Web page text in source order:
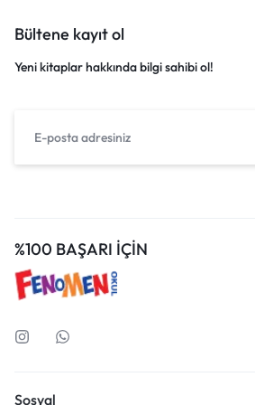
Bültene kayıt ol
Yeni kitaplar hakkında bilgi sahibi ol!
%100 BAŞARI İÇİN
Sosyal